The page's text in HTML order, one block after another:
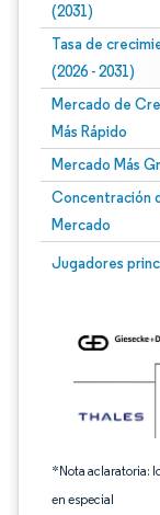
(2031)
Tasa de
(2026 - 2031)
Mercado de
Más Rápido
Mercado Más
Concentración
Mercado
Jugadores
*Nota aclaratoria:
en especial
Imagen © Mordor